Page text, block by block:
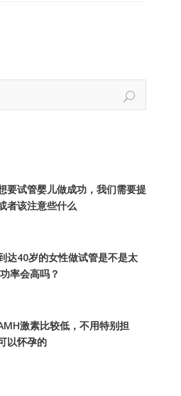
要试管婴儿做成功，我们需要提
者该注意些什么
达40岁的女性做试管是不是太
率会高吗？
激素比较低，不用特别担
以怀孕的